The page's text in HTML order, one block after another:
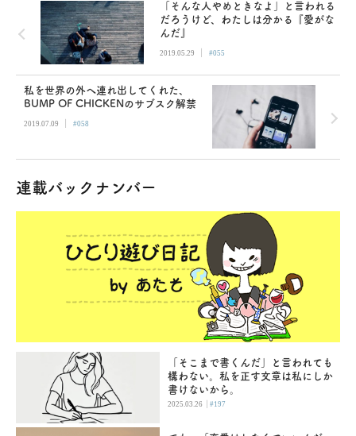
「そんな人やめときなよ」と言われる
だろうけど、わたしは分かる『愛がな
んだ』
2019.05.29 | #055
私を世界の外へ連れ出してくれた、
BUMP OF CHICKENのサブスク解禁
2019.07.09 | #058
連載バックナンバー
「そこまで書くんだ」と言われても
構わない。私を正す文章は私にしか
書けないから。
2025.03.26 |#197